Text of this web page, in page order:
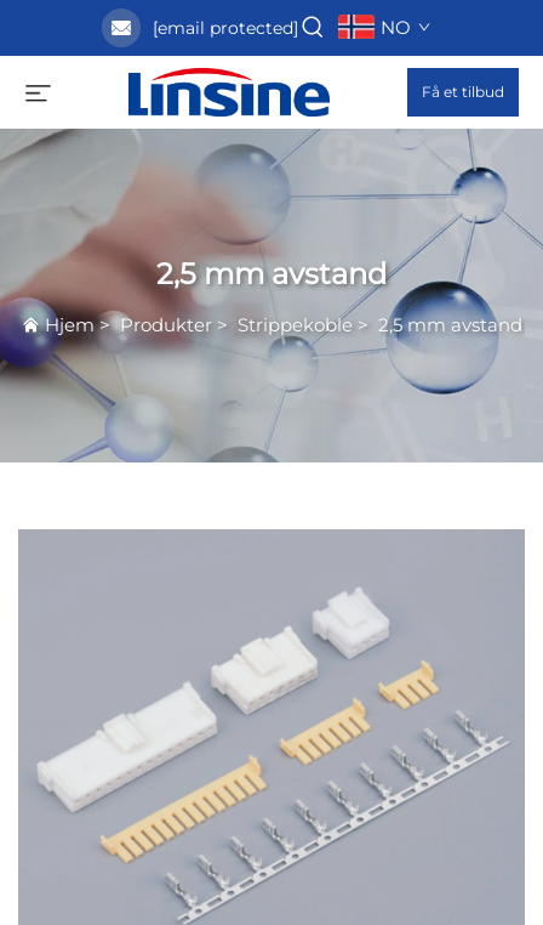
[email protected] NO
Få et tilbud
2,5 mm avstand
Hjem> Produkter> Strippekoble> 2,5 mm avstand